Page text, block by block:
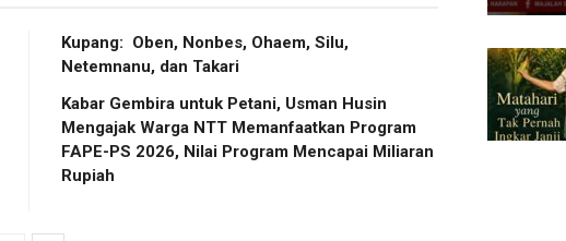
Kupang: Oben, Nonbes, Ohaem, Silu,
Netemnanu, dan Takari
Kabar Gembira untuk Petani, Usman Husin
Mengajak Warga NTT Memanfaatkan Program
FAPE-PS 2026, Nilai Program Mencapai Miliaran
Rupiah